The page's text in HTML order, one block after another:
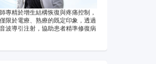
專精於增生結構恢復與疼痛控制，
限於電療、熟療的既定印象，透過
波導引注射，協助患者精準修復病